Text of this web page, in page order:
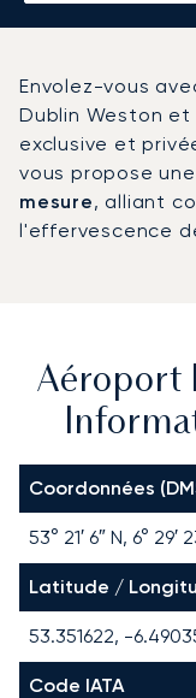
Envolez-vous
Dublin Weston
exclusive et
vous propose une
mesure, alliant
l'effervescence
Aéroport
Coordonnées
53° 21′ 6″ N, 6° 29′
Latitude /
53.351622, -
Code IATA